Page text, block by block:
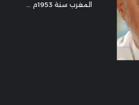
المغرب سنة 1953م ...